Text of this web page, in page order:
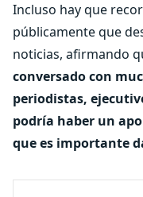
Incluso hay que
públicamente que
noticias, afirmando
conversado con
periodistas,
podría haber un
que es importante